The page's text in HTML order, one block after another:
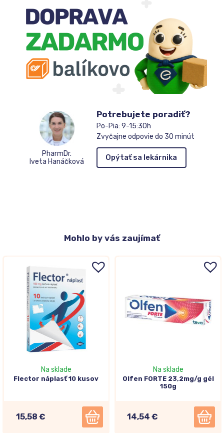
PharmDr.
Iveta Hanáčková
Potrebujete poradiť?
Po-Pia: 9-15:30h
Zvyčajne odpovie do 30 minút
Opýtať sa lekárnika
Mohlo by vás zaujímať
Na sklade
Flector náplasť 10 kusov
15,58 €
Na sklade
Olfen FORTE 23,2mg/g gél
150g
14,54 €